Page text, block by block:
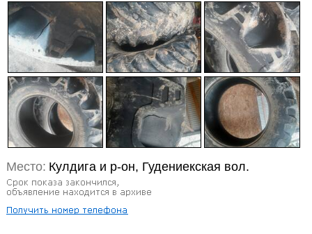
Место: Кулдига и р-он, Гудениекская вол.